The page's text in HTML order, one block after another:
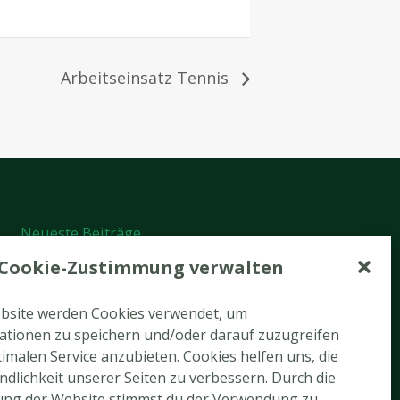
Zustimmung verwalten
werden Cookies verwendet, um
zu speichern und/oder darauf zuzugreifen
Service anzubieten. Cookies helfen uns, die
unserer Seiten zu verbessern. Durch die
Arbeitseinsatz Tennis
Neueste Beiträge
Tennis-Newsletter August 2026
Tennis-Arbeitseinsatz am 22.08.2026
Rückblick Tennis-Hobbyturnier
Ein gelungener Abend auf der Limburg